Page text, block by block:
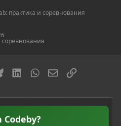
практика и соревнования
соревнования
BlueskyLinkedInWhatsAppЭлектронная
Ссылка